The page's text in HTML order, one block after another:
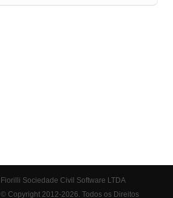
Fiorilli Sociedade Civil Software LTDA
© Copyright 2012-2026. Todos os Direitos